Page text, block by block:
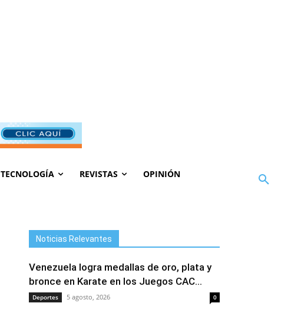
TECNOLOGÍA REVISTAS OPINIÓN
Noticias Relevantes
Venezuela logra medallas de oro, plata y
bronce en Karate en los Juegos CAC...
Deportes 5 agosto, 2026 0